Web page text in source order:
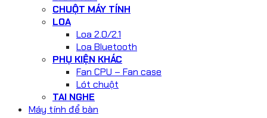
CHUỘT MÁY TÍNH
LOA
Loa 2.0/2.1
Loa Bluetooth
PHỤ KIỆN KHÁC
Fan CPU – Fan case
Lót chuột
TAI NGHE
Máy tính để bàn